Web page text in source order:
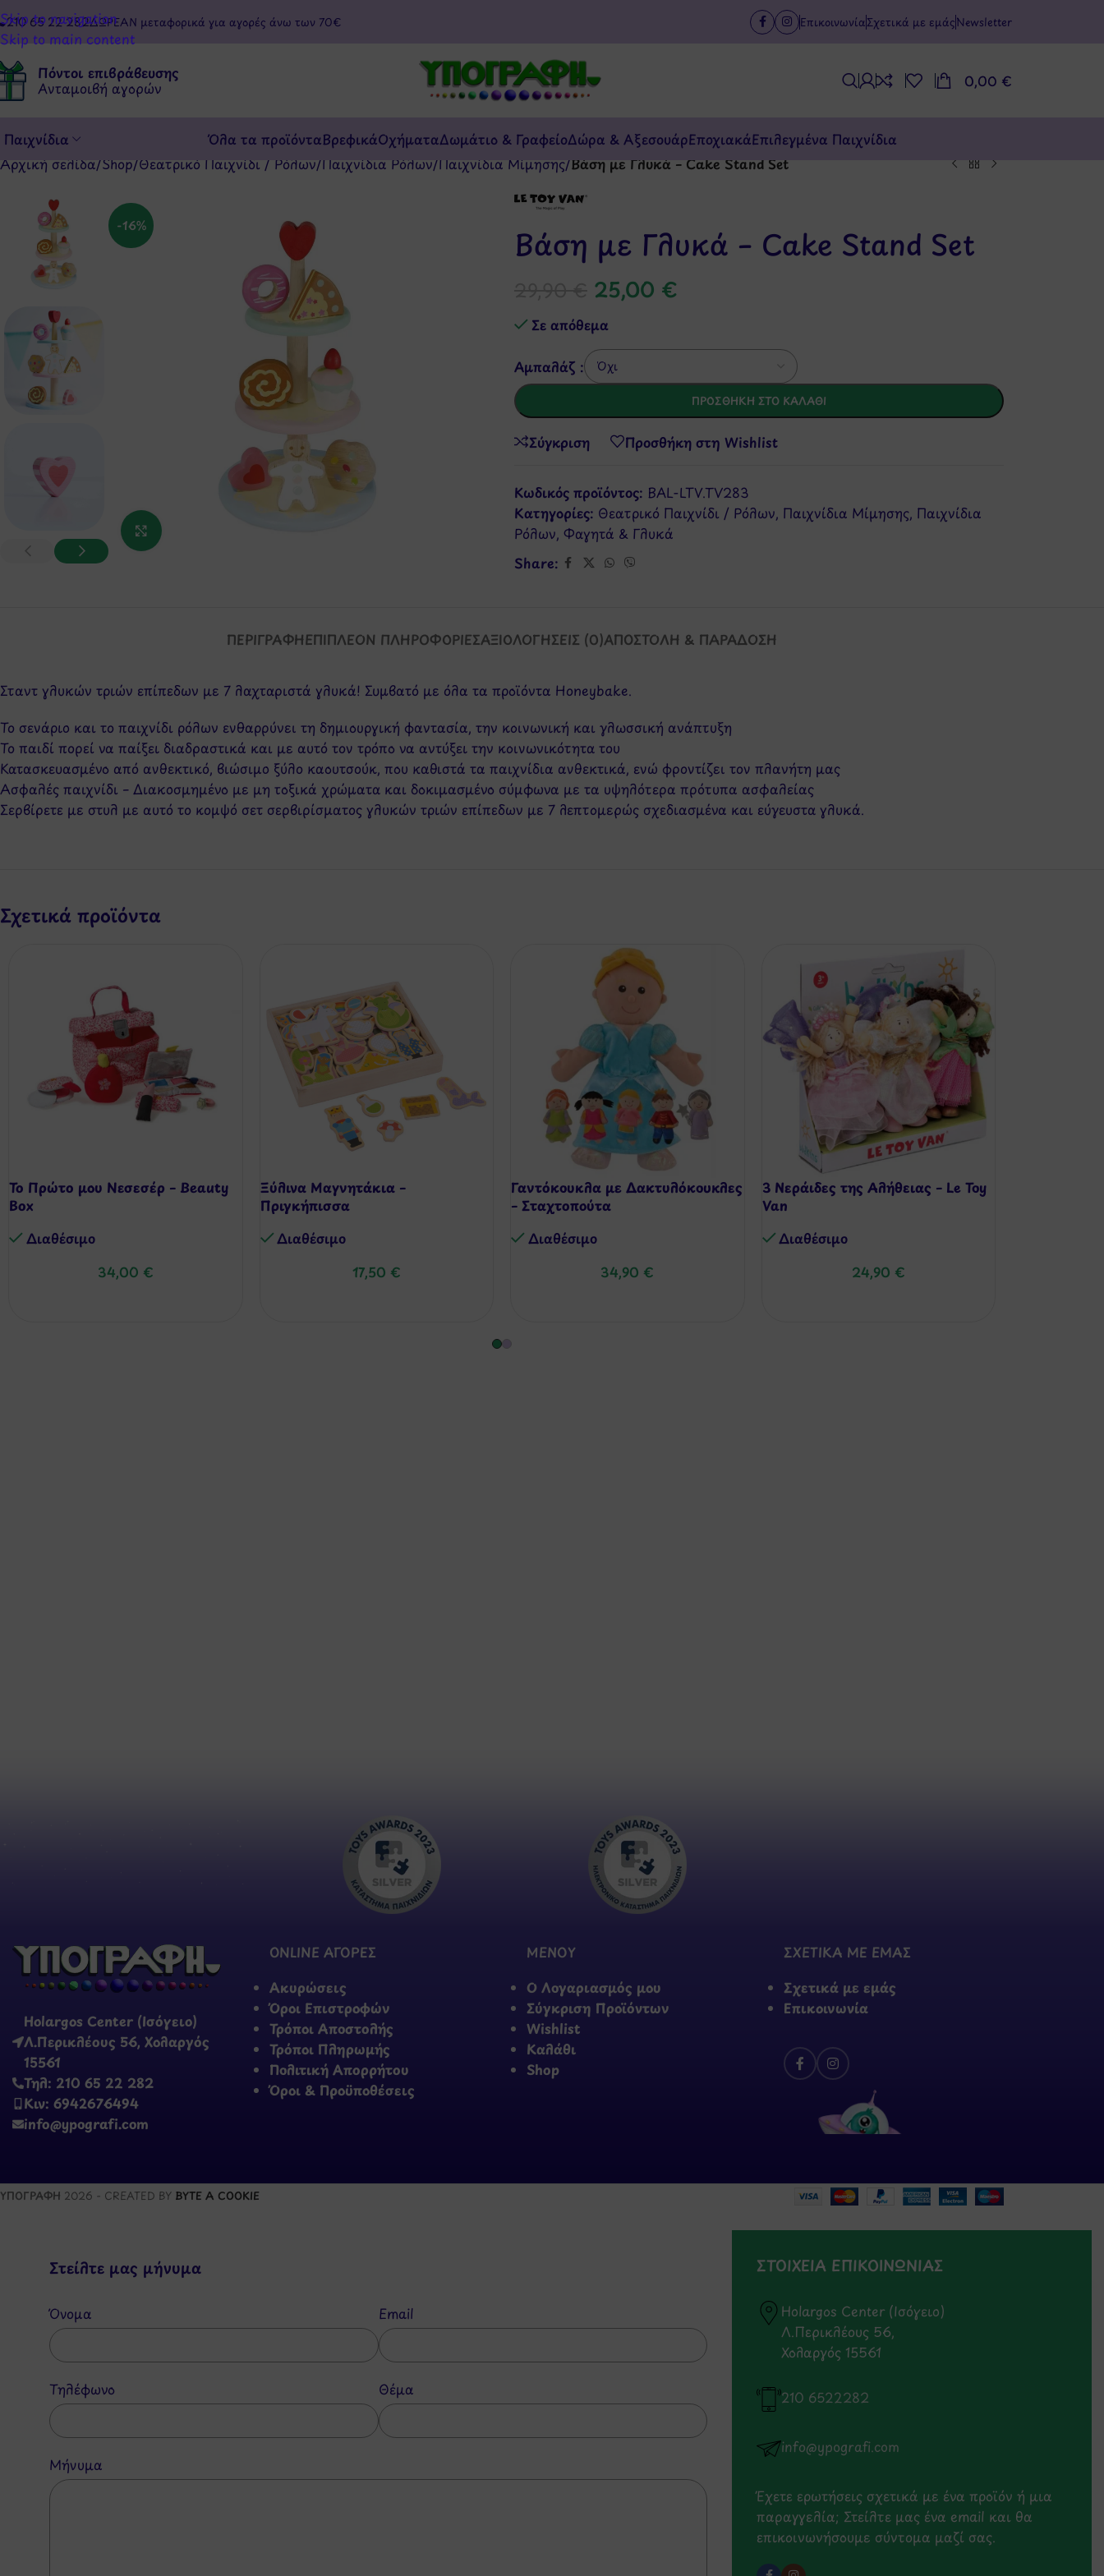
Skip to navigation
Skip to main content
210 65 22 282ΔΩΡΕΑΝ μεταφορικά για αγορές άνω των 70€ Επικοινωνία Σχετικά με εμάςNewsletter
Πόντοι επιβράβευσης
Ανταμοιβή αγορών 0,00 €
Παιχνίδια Όλα τα προϊόνταΒρεφικάΟχήματαΔωμάτιο & ΓραφείοΔώρα & ΑξεσουάρΕποχιακάΕπιλεγμένα Παιχνίδια
Αρχική σελίδα/Shop/Θεατρικό Παιχνίδι / Ρόλων/Παιχνίδια Ρόλων/Παιχνίδια Μίμησης/Βάση με Γλυκά – Cake Stand Set
-16% Βάση με Γλυκά – Cake Stand Set
25,00 €
Σε απόθεμα
Αμπαλάζ :
ΠΡΟΣΘΉΚΗ ΣΤΟ ΚΑΛΆΘΙ
Σύγκριση Προσθήκη στη Wishlist
Κωδικός προϊόντος: ΒAL-LTV.TV283
Κατηγορίες: Θεατρικό Παιχνίδι / Ρόλων, Παιχνίδια Μίμησης, Παιχνίδια
Ρόλων, Φαγητά & Γλυκά
Share:
ΠΕΡΙΓΡΑΦΉΕΠΙΠΛΈΟΝ ΠΛΗΡΟΦΟΡΊΕΣΑΞΙΟΛΟΓΉΣΕΙΣ (0)ΑΠΟΣΤΟΛΉ & ΠΑΡΆΔΟΣΗ
Σταντ γλυκών τριών επίπεδων με 7 λαχταριστά γλυκά! Συμβατό με όλα τα προϊόντα Honeybake.
Το σενάριο και το παιχνίδι ρόλων ενθαρρύνει τη δημιουργική φαντασία, την κοινωνική και γλωσσική ανάπτυξη
Το παιδί πορεί να παίξει διαδραστικά και με αυτό τον τρόπο να αντύξει την κοινωνικότητα του
Κατασκευασμένο από ανθεκτικό, βιώσιμο ξύλο καουτσούκ, που καθιστά τα παιχνίδια ανθεκτικά, ενώ φροντίζει τον πλανήτη μας
Ασφαλές παιχνίδι – Διακοσμημένο με μη τοξικά χρώματα και δοκιμασμένο σύμφωνα με τα υψηλότερα πρότυπα ασφαλείας
Σερβίρετε με στυλ με αυτό το κομψό σετ σερβιρίσματος γλυκών τριών επίπεδων με 7 λεπτομερώς σχεδιασμένα και εύγευστα γλυκά.
Σχετικά προϊόντα
Το Πρώτο μου Νεσεσέρ – Beauty
Box
Διαθέσιμo
34,00 €
Ξύλινα Μαγνητάκια –
Πριγκήπισσα
Διαθέσιμo
17,50 €
Γαντόκουκλα με Δακτυλόκουκλες
– Σταχτοπούτα
Διαθέσιμo
34,90€
3 Νεράιδες της Αλήθειας – Le Toy
Van
Διαθέσιμo
24,90 €
Holargos Center (Ισόγειο)
Λ.Περικλέους 56, Χολαργός
15561
Τηλ: 210 65 22 282
Κιν: 6942676494
info@ypografi.com
ONLINE ΑΓΟΡΕΣ
Ακυρώσεις
Όροι Επιστροφών
Τρόποι Αποστολής
Τρόποι Πληρωμής
Πολιτική Απορρήτου
Όροι & Προϋποθέσεις
ΜΕΝΟΥ
Ο Λογαριασμός μου
Σύγκριση Προϊόντων
Wishlist
Καλάθι
Shop
ΣΧΕΤΙΚΑ ΜΕ ΕΜΑΣ
Σχετικά με εμάς
Επικοινωνία
ΥΠΟΓΡΑΦΗ 2026 - CREATED BY BYTE A COOKIE
Στείλτε μας μήνυμα
Όνομα Email
Τηλέφωνο Θέμα
Μήνυμα
ΣΤΟΙΧΕΙΑ ΕΠΙΚΟΙΝΩΝΙΑΣ
Holargos Center (Ισόγειο)
Λ.Περικλέους 56,
Χολαργός 15561
210 6522282
info@ypografi.com
Έχετε ερωτήσεις σχετικά με ένα προϊόν ή μια
παραγγελία; Στείλτε μας ένα email και θα
επικοινωνήσουμε σύντομα μαζί σας.